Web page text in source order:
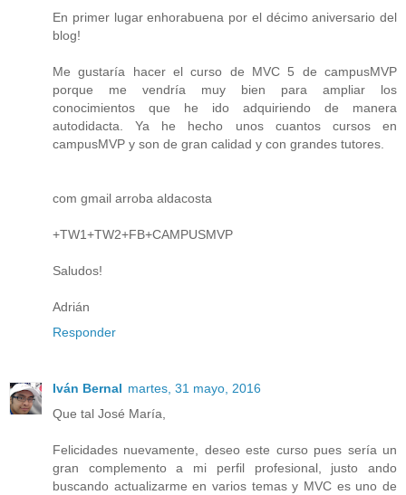
En primer lugar enhorabuena por el décimo aniversario del
blog!
Me gustaría hacer el curso de MVC 5 de campusMVP
porque me vendría muy bien para ampliar los
conocimientos que he ido adquiriendo de manera
autodidacta. Ya he hecho unos cuantos cursos en
campusMVP y son de gran calidad y con grandes tutores.
com gmail arroba aldacosta
+TW1+TW2+FB+CAMPUSMVP
Saludos!
Adrián
Responder
Iván Bernal martes, 31 mayo, 2016
Que tal José María,
Felicidades nuevamente, deseo este curso pues sería un
gran complemento a mi perfil profesional, justo ando
buscando actualizarme en varios temas y MVC es uno de